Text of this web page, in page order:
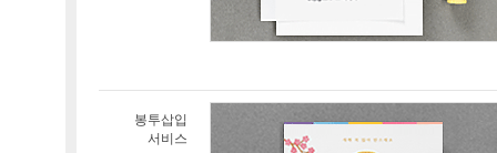
봉투삽입
서비스